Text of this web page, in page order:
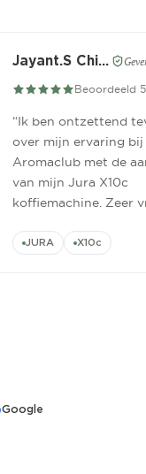
Jayant.S Chitaroe
Beoordeeld
“Ik ben ontzettend
over mijn ervaring bij
Aromaclub met de
van mijn Jura X10c
koffiemachine. Zeer
JURA X10c
Google